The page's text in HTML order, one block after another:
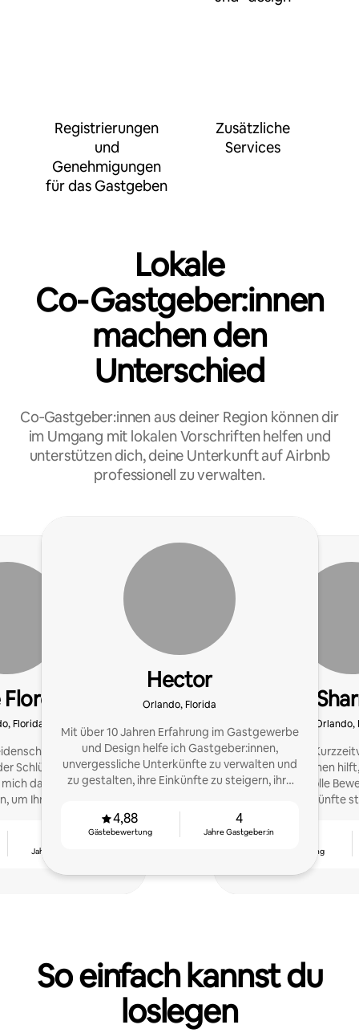
Registrierungen
und
Genehmigungen
für das Gastgeben
Zusätzliche
Services
Lokale
Co‑Gastgeber:innen
machen den
Unterschied
Co‑Gastgeber:innen aus deiner Region können dir
im Umgang mit lokalen Vorschriften helfen und
unterstützen dich, deine Unterkunft auf Airbnb
professionell zu verwalten.
Florida
für den
Schlüssel zu meinem
darauf, mit Ihnen
um Ihre Ziele in dieser
Jahre Gastgeber:in
Hector
Orlando, Florida
Mit über 10 Jahren Erfahrung im Gastgewerbe
und Design helfe ich Gastgeber:innen,
unvergessliche Unterkünfte zu verwalten und
zu gestalten, ihre Einkünfte zu steigern, ihre
abzuheben.
4,88
Gästebewertung
4
Jahre Gastgeber:in
Orlando,
Spezialist:in für
Gastgeber:innen
maximieren, tolle
und ihre Unterkünfte
Gästebewertung
So einfach kannst du
loslegen